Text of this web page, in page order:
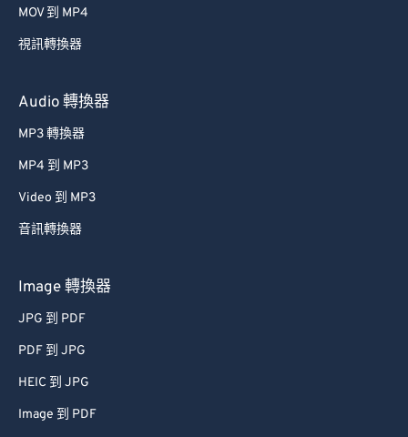
MOV 到 MP4
視訊轉換器
Audio 轉換器
MP3 轉換器
MP4 到 MP3
Video 到 MP3
音訊轉換器
Image 轉換器
JPG 到 PDF
PDF 到 JPG
HEIC 到 JPG
Image 到 PDF